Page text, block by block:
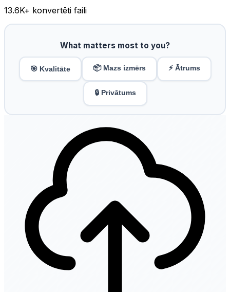
13.6K+ konvertēti faili
What matters most to you?
🎯 Kvalitāte 📦 Mazs izmērs ⚡ Ātrums
🔒 Privātums